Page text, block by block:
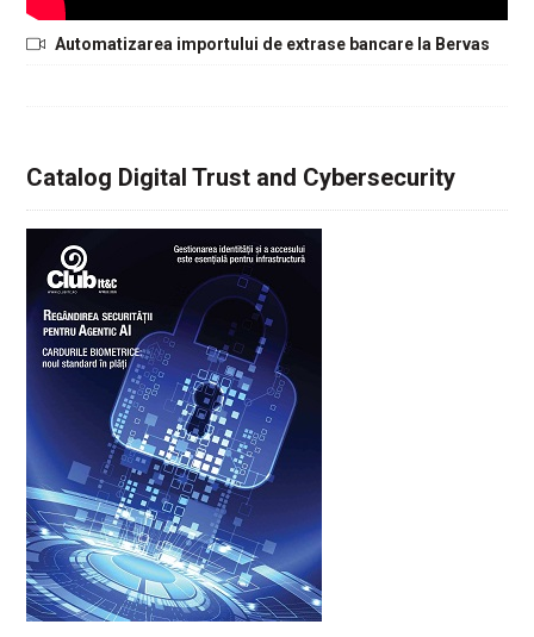
Automatizarea importului de extrase bancare la Bervas
Catalog Digital Trust and Cybersecurity